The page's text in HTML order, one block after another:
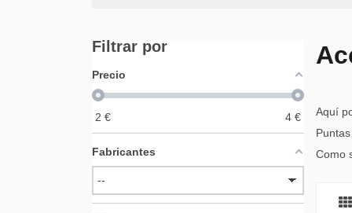
Aquí
Como
Filtrar por
Precio
2 € 4 €
Fabricantes